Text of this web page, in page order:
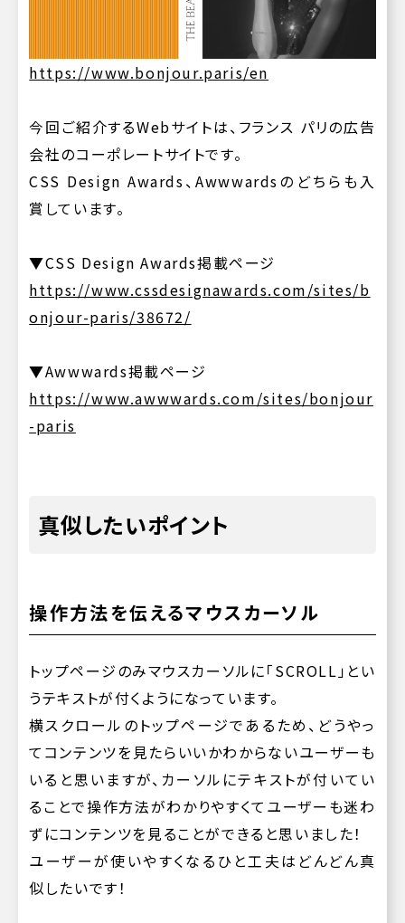
https://www.bonjour.paris/en
今回ご紹介するWebサイトは、フランス パリの広告
会社のコーポレートサイトです。
CSS Design Awards、Awwwardsのどちらも入
賞しています。
▼CSS Design Awards掲載ページ
https://www.cssdesignawards.com/sites/b
onjour-paris/38672/
▼Awwwards掲載ページ
https://www.awwwards.com/sites/bonjour
-paris
真似したいポイント
操作方法を伝えるマウスカーソル
トップページのみマウスカーソルに「SCROLL」とい
うテキストが付くようになっています。
横スクロールのトップページであるため、どうやっ
てコンテンツを見たらいいかわからないユーザーも
いると思いますが、カーソルにテキストが付いてい
ることで操作方法がわかりやすくてユーザーも迷わ
ずにコンテンツを見ることができると思いました！
ユーザーが使いやすくなるひと工夫はどんどん真
似したいです！